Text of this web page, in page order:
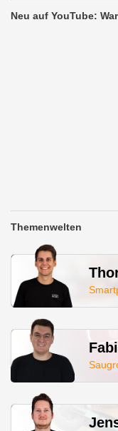
Neu auf YouTube:
Themenwelten